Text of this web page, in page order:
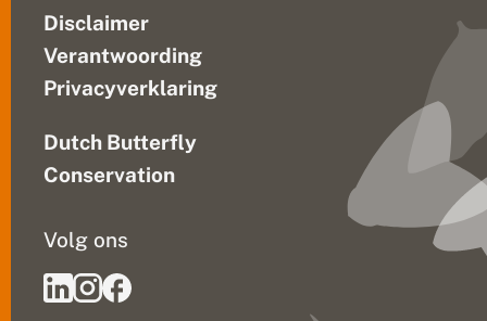
Disclaimer
Verantwoording
Privacyverklaring
Dutch Butterfly
Conservation
Volg ons